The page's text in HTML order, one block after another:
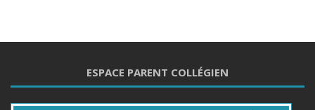
ESPACE PARENT COLLÉGIEN